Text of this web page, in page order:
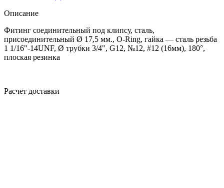
Описание
Фитинг соединительный под клипсу, сталь,
присоединительный Ø 17,5 мм., O-Ring, гайка — сталь резьба
1 1/16"-14UNF, Ø трубки 3/4", G12, №12, #12 (16мм), 180°,
плоская резинка
Расчет доставки